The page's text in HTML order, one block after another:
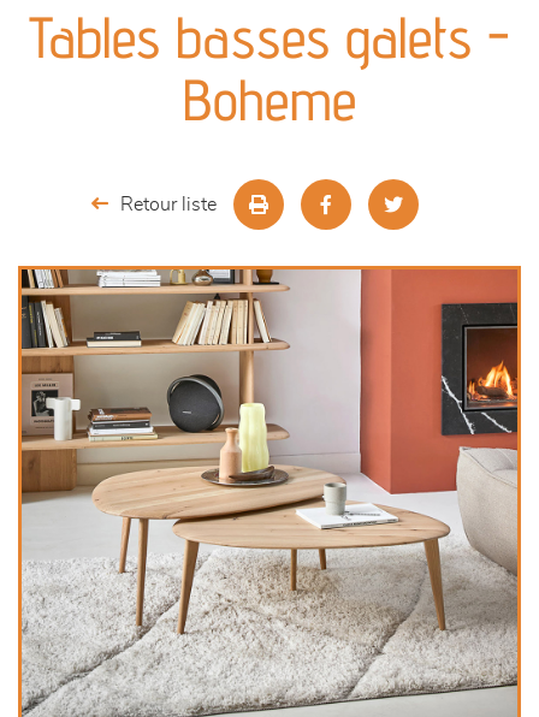
séjours
meubles de complément
décoration
Tables basses galets -
Boheme
Retour liste